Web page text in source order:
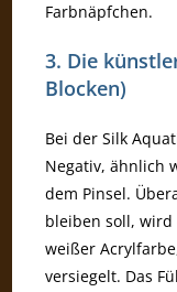
Farbnäpfchen.
3. Die
Blocken)
Bei der Silk
Negativ, ähnlich
dem Pinsel.
bleiben soll, wird
weißer
versiegelt. Das